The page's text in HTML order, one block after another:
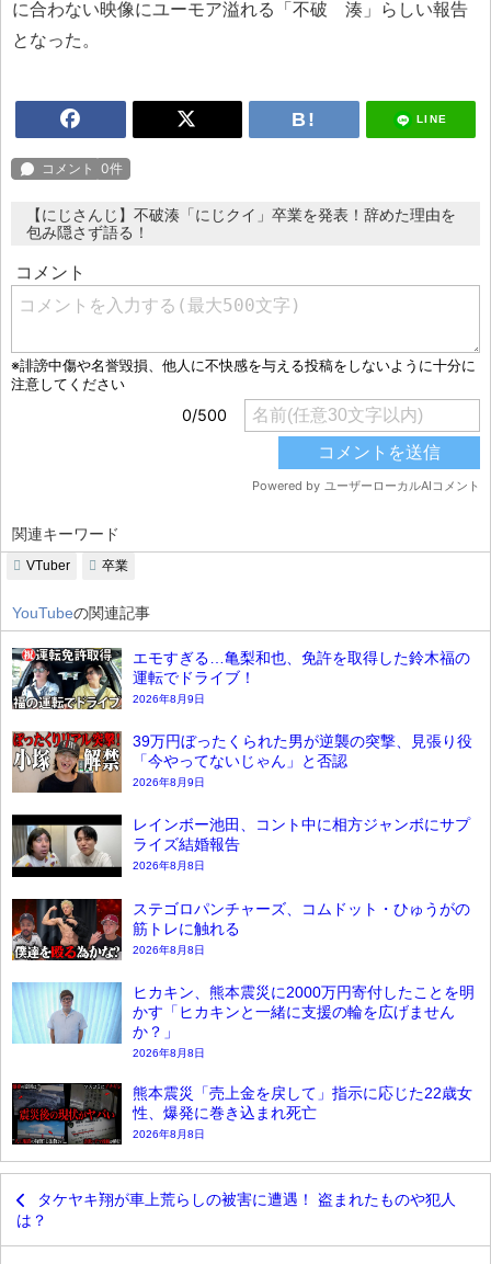
に合わない映像にユーモア溢れる「不破 湊」らしい報告
となった。
LINE
【にじさんじ】不破湊「にじクイ」卒業を発表！辞めた理由を
包み隠さず語る！
関連キーワード
VTuber 卒業
YouTubeの関連記事
エモすぎる…亀梨和也、免許を取得した鈴木福の
運転でドライブ！
2026年8月9日
39万円ぼったくられた男が逆襲の突撃、見張り役
「今やってないじゃん」と否認
2026年8月9日
レインボー池田、コント中に相方ジャンボにサプ
ライズ結婚報告
2026年8月8日
ステゴロパンチャーズ、コムドット・ひゅうがの
筋トレに触れる
2026年8月8日
ヒカキン、熊本震災に2000万円寄付したことを明
かす「ヒカキンと一緒に支援の輪を広げません
か？」
2026年8月8日
熊本震災「売上金を戻して」指示に応じた22歳女
性、爆発に巻き込まれ死亡
2026年8月8日
タケヤキ翔が車上荒らしの被害に遭遇！ 盗まれたものや犯人
は？